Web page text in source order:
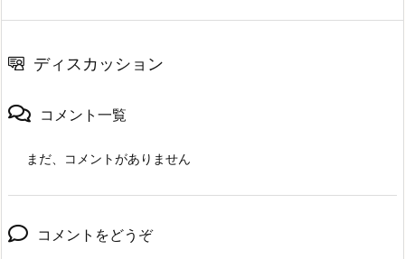
ディスカッション
コメント一覧
まだ、コメントがありません
コメントをどうぞ